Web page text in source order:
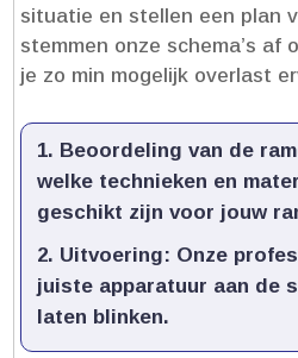
situatie en stellen een plan
stemmen onze schema’s af
je zo min mogelijk overlast
Beoordeling van de
welke technieken en
geschikt zijn voor jouw
Uitvoering: Onze
juiste apparatuur aan de
laten blinken.​